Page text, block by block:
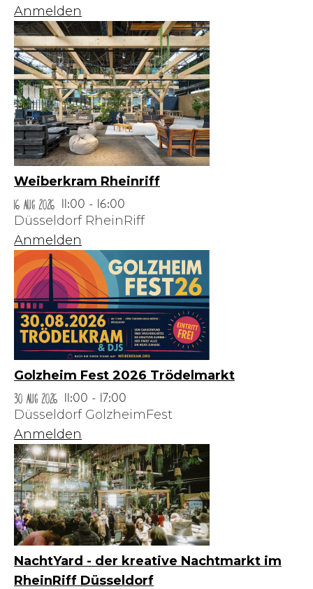
Anmelden
Weiberkram Rheinriff
16 Aug 2026
11:00 - 16:00
Düsseldorf RheinRiff
Anmelden
Golzheim Fest 2026 Trödelmarkt
30 Aug 2026
11:00 - 17:00
Düsseldorf GolzheimFest
Anmelden
NachtYard - der kreative Nachtmarkt im
RheinRiff Düsseldorf